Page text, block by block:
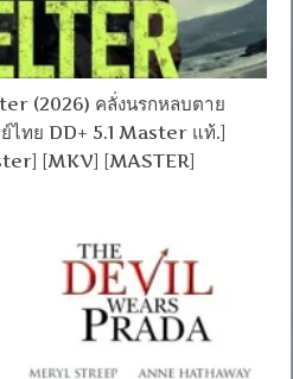
(2026) คลั่งนรกหลบตาย
ย์ไทย DD+ 5.1 Master แท้.]
[MKV] [MASTER]